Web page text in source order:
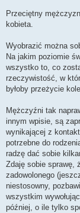
Przeciętny
kobieta.
Wyobrazić można
Na jakim poziomie
wszystko to, co
rzeczywistość, w
byłoby przeżycie
Mężczyźni tak
innym wpisie, są
wynikającej z
potrzebne do
radzę dać sobie
Zdaję sobie sprawę,
zadowolonego
niestosowny,
wszystkim
później, o ile tylko